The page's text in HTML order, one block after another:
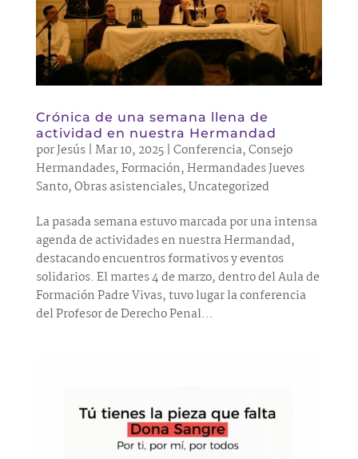
Crónica de una semana llena de
actividad en nuestra Hermandad
porJesús| Mar 10, 2025| Conferencia,Consejo
Hermandades,Formación,Hermandades Jueves
Santo,Obras asistenciales,Uncategorized
La pasada semana estuvo marcada por una intensa
agenda de actividades en nuestra Hermandad,
destacando encuentros formativos y eventos
solidarios. El martes 4 de marzo, dentro del Aula de
Formación Padre Vivas, tuvo lugar la conferencia
del Profesor de Derecho Penal...